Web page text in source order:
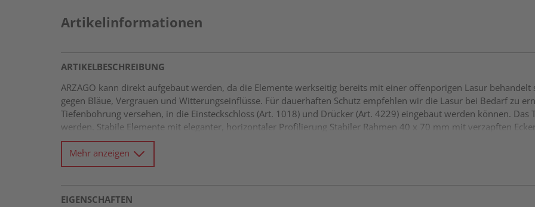
Artikelinformationen
ARTIKELBESCHREIBUNG
ARZAGO kann direkt aufgebaut werden, da die Elemente werkseitig bereits mit einer offenporigen Lasur
gegen Bläue, Vergrauen und Witterungseinflüsse. Für dauerhaften Schutz empfehlen wir die Lasur bei Bedarf zu
Tiefenbohrung versehen, in die Einsteckschloss (Art. 1018) und Drücker (Art. 4229) eingebaut werden können.
werden. Stabile Elemente mit eleganter, horizontaler Profilierung Stabiler Rahmen 40 x 70 mm mit verzapften
Rahmen Kleinastige Profile 21 x 122 mm mit Riffel-Hobelung Alle Verbindungen aus Edelstahl Tor rückseitig mit
Mehr anzeigen
EIGENSCHAFTEN